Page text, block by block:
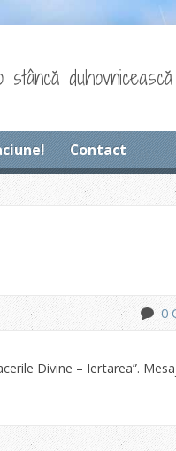
stâncă
Contact
0
Divine – Iertarea”.